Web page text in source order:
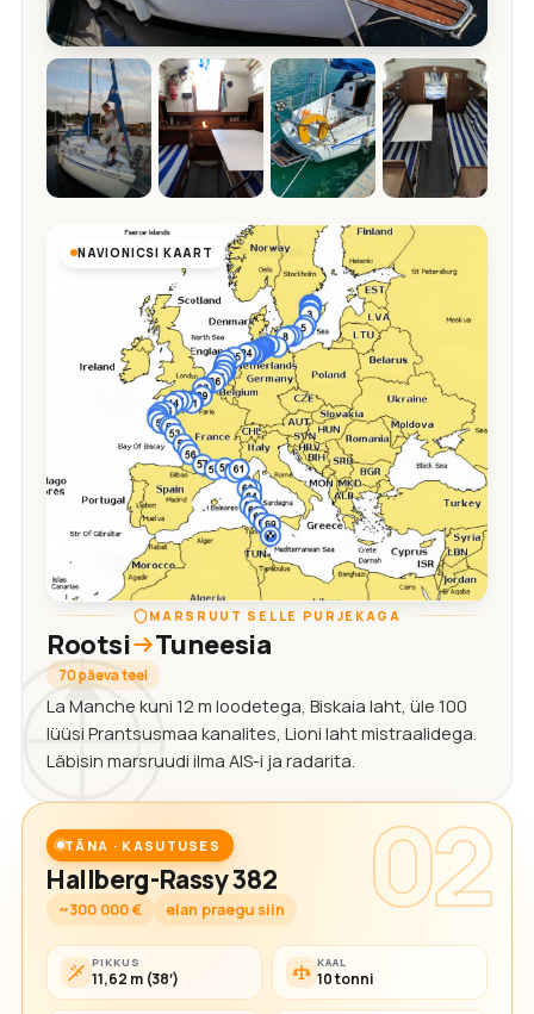
NAVIONICSI KAART
MARSRUUT SELLE PURJEKAGA
Rootsi Tuneesia
70 päeva teel
La Manche kuni 12 m loodetega, Biskaia laht, üle 100
lüüsi Prantsusmaa kanalites, Lioni laht mistraalidega.
Läbisin marsruudi ilma AIS-i ja radarita.
02
TÄNA · KASUTUSES
Hallberg-Rassy 382
~300 000 € elan praegu siin
PIKKUS
11,62 m (38′)
KAAL
10 tonni